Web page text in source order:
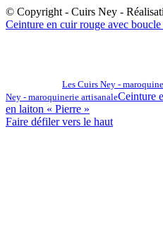
© Copyright - Cuirs Ney -
Ceinture en cuir rouge avec
Les Cuirs Ney -
Ney - maroquinerie artisanaleCeinture
en laiton « Pierre »
Faire défiler vers le haut